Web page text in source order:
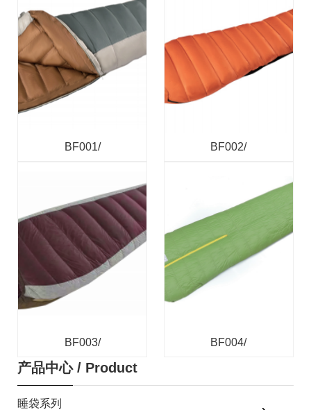
产品中心 / Product
睡袋系列
BF001/ BF002/
BF003/ BF004/